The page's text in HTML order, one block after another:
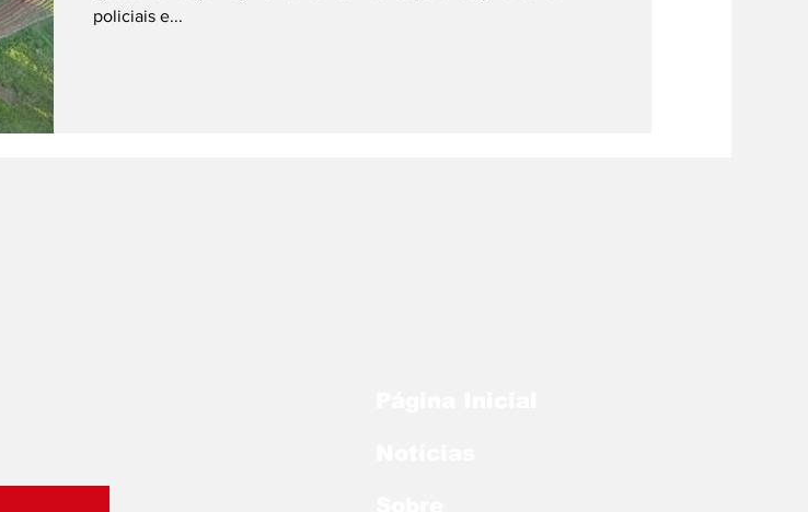
policiais e...